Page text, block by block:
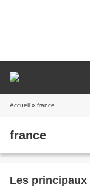
Accueil » france
france
Les principaux